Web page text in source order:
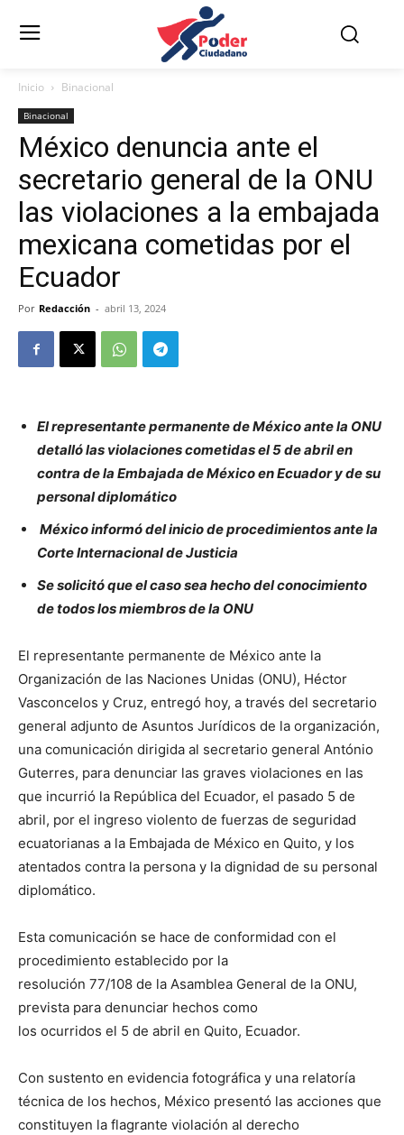
Inicio Binacional
Binacional
México denuncia ante el
secretario general de la ONU
las violaciones a la embajada
mexicana cometidas por el
Ecuador
Por Redacción - abril 13, 2024
El representante permanente de México ante la ONU
detalló las violaciones cometidasel 5 de abril en
contra de la Embajada de México en Ecuador y de su
personaldiplomático
México informó del inicio de procedimientos ante la
Corte Internacional de Justicia
Se solicitó que el caso sea hecho del conocimiento
de todos los miembros de la ONU
El representante permanente de México ante la
Organización de las Naciones Unidas (ONU), Héctor
Vasconcelos y Cruz, entregó hoy, a través del secretario
general adjunto de Asuntos Jurídicos de la organización,
una comunicación dirigida al secretario general António
Guterres, para denunciar las graves violaciones en las
que incurrió la República del Ecuador, el pasado 5 de
abril, por el ingreso violento de fuerzas de seguridad
ecuatorianas a la Embajada de México en Quito, y los
atentados contra la persona y la dignidad de su personal
diplomático.
Esta comunicación se hace de conformidad con el
procedimiento establecido por la
resolución 77/108 de la Asamblea General de la ONU,
prevista para denunciar hechos como
los ocurridos el 5 de abril en Quito, Ecuador.
Con sustento en evidencia fotográfica y una relatoría
técnica de los hechos, México presentó las acciones que
constituyen la flagrante violación al derecho